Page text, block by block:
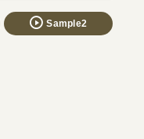
Sample2